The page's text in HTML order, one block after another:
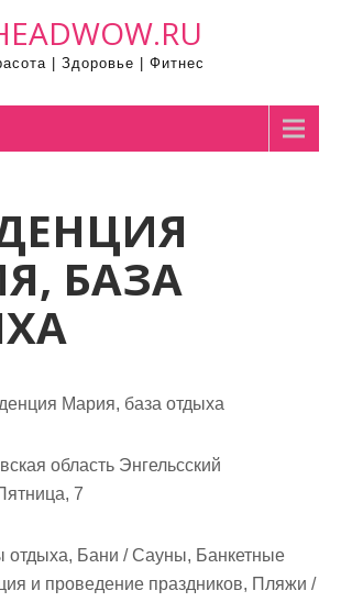
| Здоровье | Фитнес
БАЗА
Мария, база отдыха
область Энгельсский
7
отдыха, Бани / Сауны, Банкетные
и проведение праздников, Пляжи /